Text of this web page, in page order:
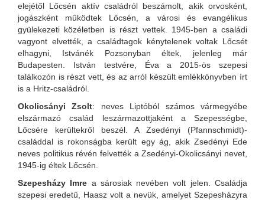
elejétől Lőcsén aktív családról beszámolt, akik orvosként,
jogászként működtek Lőcsén, a városi és evangélikus
gyülekezeti közéletben is részt vettek. 1945-ben a családi
vagyont elvették, a családtagok kénytelenek voltak Lőcsét
elhagyni, Istvánék Pozsonyban éltek, jelenleg már
Budapesten. István testvére, Éva a 2015-ös szepesi
találkozón is részt vett, és az arról készült emlékkönyvben írt
is a Hritz-családról.
Okolicsányi Zsolt: neves Liptóból számos vármegyébe
elszármazó család leszármazottjaként a Szepességbe,
Lőcsére kerültekről beszél. A Zsedényi (Pfannschmidt)-
családdal is rokonságba került egy ág, akik Zsedényi Ede
neves politikus révén felvették a Zsedényi-Okolicsányi nevet,
1945-ig éltek Lőcsén.
Szepesházy Imre a sárosiak nevében volt jelen. Családja
szepesi eredetű, Haasz volt a nevük, amelyet Szepesházyra